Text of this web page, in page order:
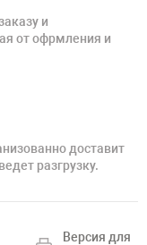
и
от офрмления и
доставит
разгрузку.
Версия для